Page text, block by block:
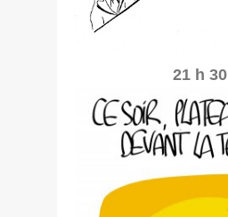
21 h 30